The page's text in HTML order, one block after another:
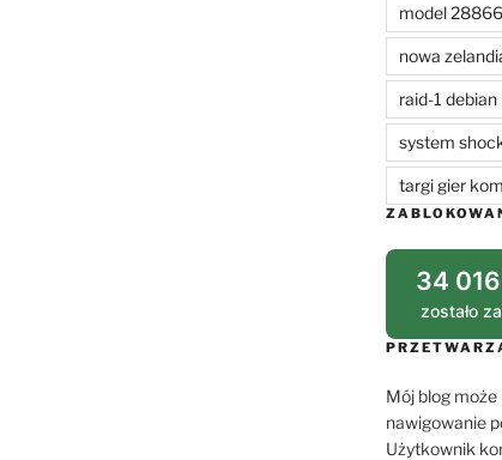
model
nowa
raid-1 debian
system
targi gier
34
zostało
Mój blog
nawigowanie
Użytkownik